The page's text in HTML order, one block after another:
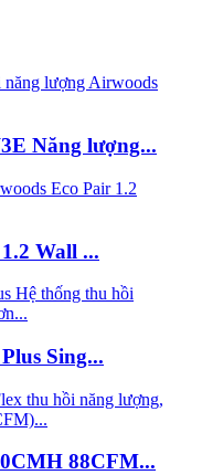
Năng lượng...
Wall ...
Sing...
88CFM...